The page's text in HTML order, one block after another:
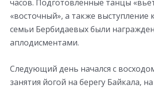
часов. Подготовленные танцы
«восточный», а также выступление
семьи Бербидаевых были
аплодисментами.
Следующий день начался с
занятия йогой на берегу Байкала,